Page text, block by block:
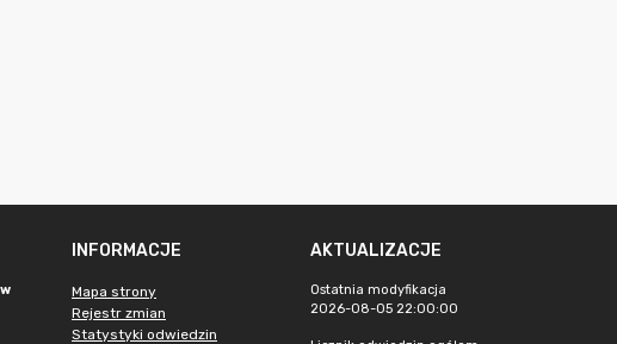
INFORMACJE
Mapa strony
Rejestr zmian
Statystyki odwiedzin
AKTUALIZACJE
Ostatnia modyfikacja
2026-08-05 22:00:00